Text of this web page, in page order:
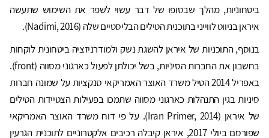
ביטחוניות, מהלך שבסופו של דבר עשוי לשפר את השימוש שתעשה
איראן בניווט לווייני בתוכנית הטילים הבליסטיים שלה (Nadimi, 2016).
בנוסף, התוכניות של איראן להשגת נשק ולמודרניזציה ביטחונית לוקחות
בחשבון את החברות הסיניות, בשל יכולתן לפעול כארגוני מסווה (front).
באפריל 2014 הטיל משרד האוצר האמריקאי סנקציות על שמונה חברות
סיניות בגין התנהלות כארגוני מסווה שתמכו בפעילות הצטיידות הטילים
של איראן (Iran Primer, 2014). על פי דוח משרד האוצר האמריקאי
שפורסם ביולי 2017, איראן קיבלה רכיבים אלקטרוניים לתוכנית הגרעין